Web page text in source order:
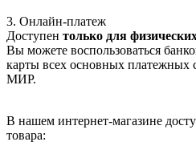
3. Онлайн-платеж
Доступен только для
Вы можете воспользоваться
карты всех основных платежных
МИР.
В нашем интернет-магазине
товара: